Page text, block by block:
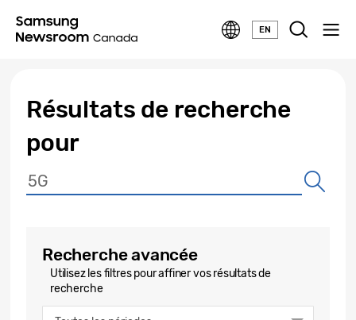
EN
Résultats de recherche
pour
Recherche avancée
Utilisez les filtres pour affiner vos résultats de
recherche